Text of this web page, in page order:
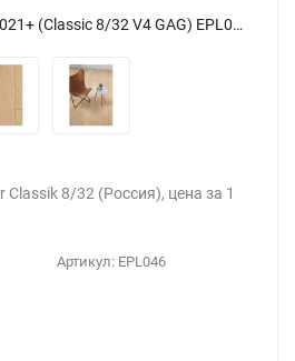
Ламинат Egger PRO 2021+ (Classic 8/32 V4 GAG) EPL046 Дуб Ньюбери светлый
8/32 (Россия), цена за 1
Артикул: EPL046